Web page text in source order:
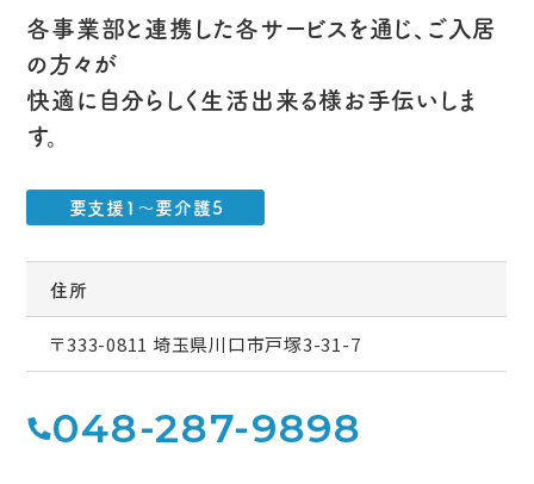
各事業部と連携した各サービスを通じ、ご入居
の方々が
快適に自分らしく生活出来る様お手伝いしま
す。
要支援1～要介護5
住所
〒333-0811 埼玉県川口市戸塚3-31-7
048-287-9898